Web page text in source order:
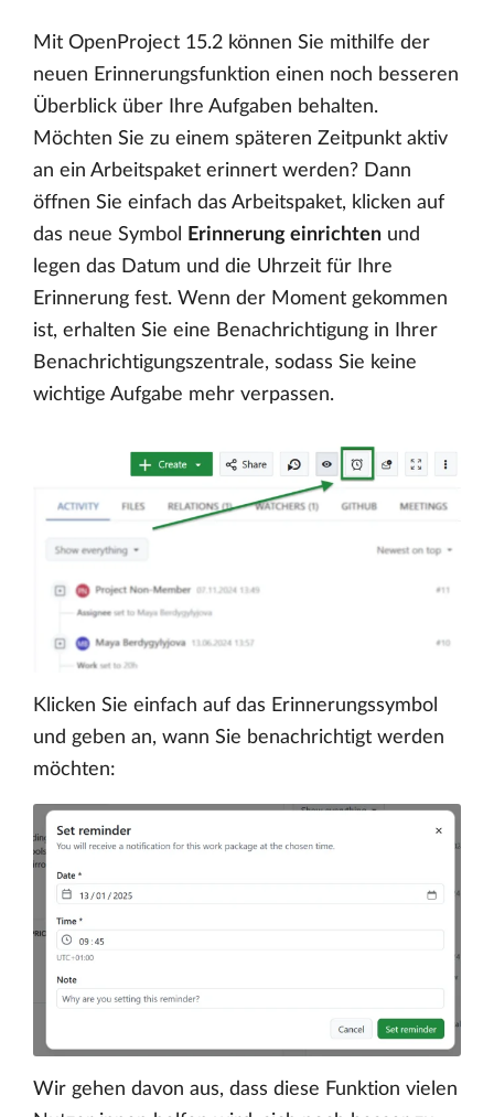
Mit OpenProject 15.2 können Sie mithilfe der
neuen Erinnerungsfunktion einen noch besseren
Überblick über Ihre Aufgaben behalten.
Möchten Sie zu einem späteren Zeitpunkt aktiv
an ein Arbeitspaket erinnert werden? Dann
öffnen Sie einfach das Arbeitspaket, klicken auf
das neue Symbol
Erinnerung einrichten und
legen das Datum und die Uhrzeit für Ihre
Erinnerung fest. Wenn der Moment gekommen
ist, erhalten Sie eine Benachrichtigung in Ihrer
Benachrichtigungszentrale, sodass Sie keine
wichtige Aufgabe mehr verpassen.
Klicken Sie einfach auf das Erinnerungssymbol
und geben an, wann Sie benachrichtigt werden
möchten:
Wir gehen davon aus, dass diese Funktion vielen